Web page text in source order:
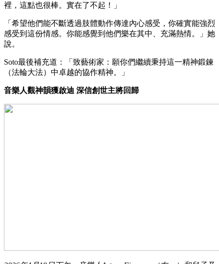
裡，這點也很棒。實在了不起！」
「希望他們能不斷透過肢體動作傳達內心感受，你確實能強烈
感受到這份情感。你能感覺到他們樂在其中、充滿熱情。」她
說。
Soto最後補充道：「致藝術家：願你們繼續秉持這一精神鍛鍊
（法輪大法）中卓越的協作精神。」
音樂人觀神韻獲啟迪 深信創世主將回歸